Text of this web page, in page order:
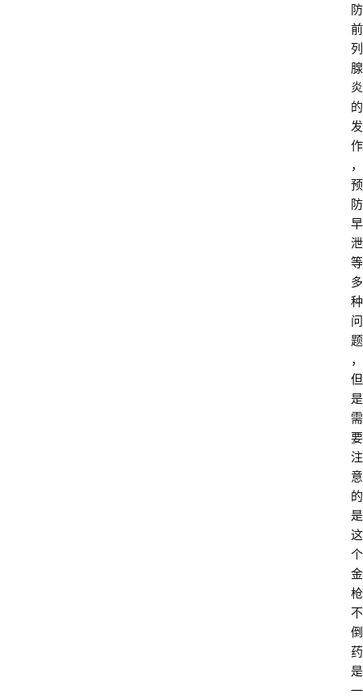
防
前
列
腺
炎
的
发
作
，
预
防
早
泄
等
多
种
问
题
，
但
是
需
要
注
意
的
是
这
个
金
枪
不
倒
药
是
一